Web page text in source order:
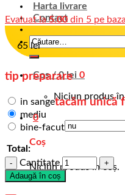
Harta livrare
Contact
Coș /0lei 0
Niciun produs
0
Coș
Niciun produs în coș.
Evaluat la5.00 din 5 pe
65lei
tip preparare
in sange
mediu
bine-facut
tacâm unică
Total:
Cantitate
Adaugă în coș